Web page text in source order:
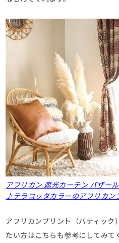
アフリカン 遮光カーテン バザー
♪テラコッタカラーのアフリカン
アフリカンプリント（バティック
たい方はこちらも参考にしてみて